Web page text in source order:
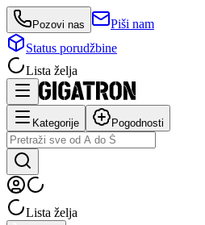
Pozovi nas
Piši nam
Status porudžbine
Lista želja
Kategorije Pogodnosti
Lista želja